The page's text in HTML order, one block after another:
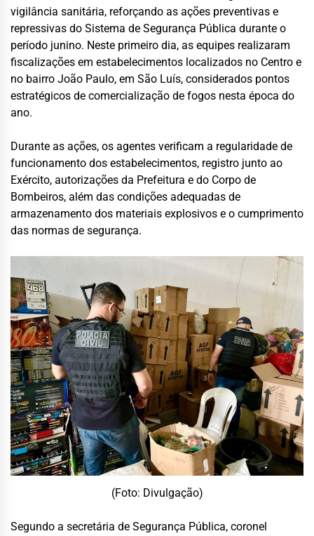
vigilância sanitária, reforçando as ações preventivas e
repressivas do Sistema de Segurança Pública durante o
período junino. Neste primeiro dia, as equipes realizaram
fiscalizações em estabelecimentos localizados no Centro e
no bairro João Paulo, em São Luís, considerados pontos
estratégicos de comercialização de fogos nesta época do
ano.
Durante as ações, os agentes verificam a regularidade de
funcionamento dos estabelecimentos, registro junto ao
Exército, autorizações da Prefeitura e do Corpo de
Bombeiros, além das condições adequadas de
armazenamento dos materiais explosivos e o cumprimento
das normas de segurança.
(Foto: Divulgação)
Segundo a secretária de Segurança Pública, coronel